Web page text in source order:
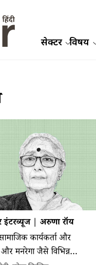
सेक्टर विषय
| अरुणा रॉय
कार्यकर्ता और
मनरेगा जैसे विभिन्न